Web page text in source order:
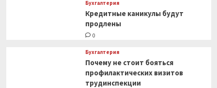
Бухгалтерия
Кредитные каникулы будут
продлены
0
Бухгалтерия
Почему не стоит бояться
профилактических визитов
трудинспекции